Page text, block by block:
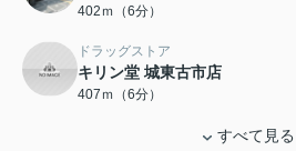
402ｍ（6分）
ドラッグストア
キリン堂 城東古市店
407ｍ（6分）
すべて見る